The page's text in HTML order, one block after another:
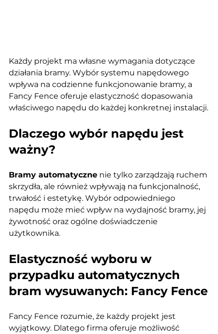
Każdy projekt ma własne wymagania dotyczące
działania bramy. Wybór systemu napędowego
wpływa na codzienne funkcjonowanie bramy, a
Fancy Fence oferuje elastyczność dopasowania
właściwego napędu do każdej konkretnej instalacji.
Dlaczego wybór napędu jest
ważny?
Bramy automatyczne nie tylko zarządzają ruchem
skrzydła, ale również wpływają na funkcjonalność,
trwałość i estetykę. Wybór odpowiedniego
napędu może mieć wpływ na wydajność bramy, jej
żywotność oraz ogólne doświadczenie
użytkownika.
Elastyczność wyboru w
przypadku automatycznych
bram wysuwanych: Fancy Fence
Fancy Fence rozumie, że każdy projekt jest
wyjątkowy. Dlatego firma oferuje możliwość